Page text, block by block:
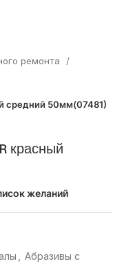
ремонта
средний 50мм(07481)
красный
желаний
Абразивы с